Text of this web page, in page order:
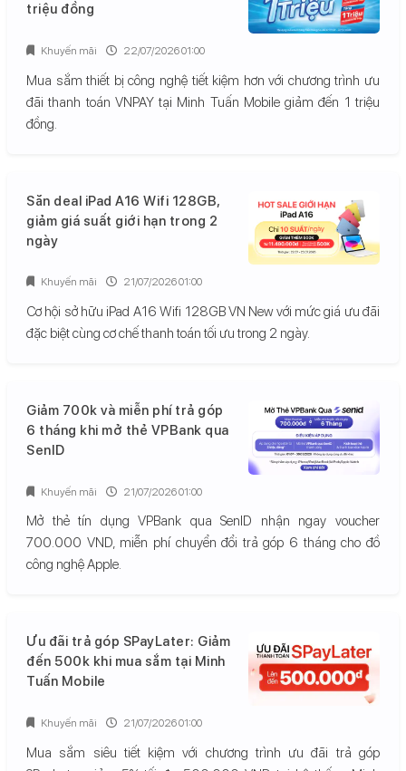
triệu đồng
Mua sắm thiết bị công nghệ tiết kiệm hơn với chương trình ưu
đãi thanh toán VNPAY tại Minh Tuấn Mobile giảm đến 1 triệu
đồng.
Khuyến mãi 22/07/2026 01:00
Săn deal iPad A16 Wifi 128GB,
giảm giá suất giới hạn trong 2
ngày
Cơ hội sở hữu iPad A16 Wifi 128GB VN New với mức giá ưu đãi
đặc biệt cùng cơ chế thanh toán tối ưu trong 2 ngày.
Khuyến mãi 21/07/2026 01:00
Giảm 700k và miễn phí trả góp
6 tháng khi mở thẻ VPBank qua
SenID
Mở thẻ tín dụng VPBank qua SenID nhận ngay voucher
700.000 VND, miễn phí chuyển đổi trả góp 6 tháng cho đồ
công nghệ Apple.
Khuyến mãi 21/07/2026 01:00
Ưu đãi trả góp SPayLater: Giảm
đến 500k khi mua sắm tại Minh
Tuấn Mobile
Mua sắm siêu tiết kiệm với chương trình ưu đãi trả góp
Khuyến mãi 21/07/2026 01:00